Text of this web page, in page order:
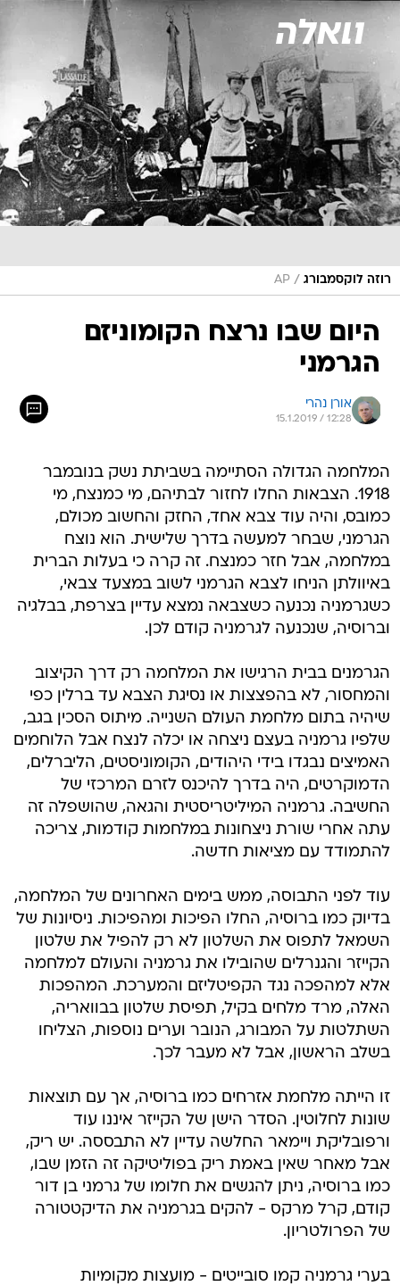
רוזה לוקסמבורג /
AP
היום שבו נרצח הקומוניזם
הגרמני
אורן נהרי
15.1.2019 / 12:28
המלחמה הגדולה הסתיימה בשביתת נשק בנובמבר
1918. הצבאות החלו לחזור לבתיהם, מי כמנצח, מי
כמובס, והיה עוד צבא אחד, החזק והחשוב מכולם,
הגרמני, שבחר למעשה בדרך שלישית. הוא נוצח
במלחמה, אבל חזר כמנצח. זה קרה כי בעלות הברית
באיוולתן הניחו לצבא הגרמני לשוב במצעד צבאי,
כשגרמניה נכנעה כשצבאה נמצא עדיין בצרפת, בבלגיה
וברוסיה, שנכנעה לגרמניה קודם לכן.
הגרמנים בבית הרגישו את המלחמה רק דרך הקיצוב
והמחסור, לא בהפצצות או נסיגת הצבא עד ברלין כפי
שיהיה בתום מלחמת העולם השנייה. מיתוס הסכין בגב,
שלפיו גרמניה בעצם ניצחה או יכלה לנצח אבל הלוחמים
האמיצים נבגדו בידי היהודים, הקומוניסטים, הליברלים,
הדמוקרטים, היה בדרך להיכנס לזרם המרכזי של
החשיבה. גרמניה המיליטריסטית והגאה, שהושפלה זה
עתה אחרי שורת ניצחונות במלחמות קודמות, צריכה
להתמודד עם מציאות חדשה.
עוד לפני התבוסה, ממש בימים האחרונים של המלחמה,
בדיוק כמו ברוסיה, החלו הפיכות ומהפיכות. ניסיונות של
השמאל לתפוס את השלטון לא רק להפיל את שלטון
הקייזר והגנרלים שהובילו את גרמניה והעולם למלחמה
אלא למהפכה נגד הקפיטליזם והמערכת. המהפכות
האלה, מרד מלחים בקיל, תפיסת שלטון בבוואריה,
השתלטות על המבורג, הנובר וערים נוספות, הצליחו
בשלב הראשון, אבל לא מעבר לכך.
זו הייתה מלחמת אזרחים כמו ברוסיה, אך עם תוצאות
שונות לחלוטין. הסדר הישן של הקייזר איננו עוד
ורפובליקת ויימאר החלשה עדיין לא התבססה. יש ריק,
אבל מאחר שאין באמת ריק בפוליטיקה זה הזמן שבו,
כמו ברוסיה, ניתן להגשים את חלומו של גרמני בן דור
קודם, קרל מרקס - להקים בגרמניה את הדיקטטורה
של הפרולטריון.
בערי גרמניה קמו סובייטים - מועצות מקומיות